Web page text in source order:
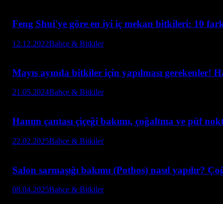
Feng Shui'ye göre en iyi iç mekan bitkileri: 10
12.12.2022Bahçe & Bitkiler
Mayıs ayında bitkiler için yapılması gerekenler!
21.05.2024Bahçe & Bitkiler
Hanım çantası çiçeği bakımı, çoğaltma ve püf
22.02.2025Bahçe & Bitkiler
Salon sarmaşığı bakımı (Pothos) nasıl yapılır?
08.04.2025Bahçe & Bitkiler